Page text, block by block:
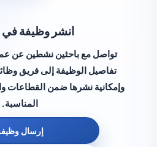
انشر وظيفة في
تواصل مع باحثين نشطين عن عمل في
تفاصيل الوظيفة إلى فريق وظائف
وإمكانية نشرها ضمن القطاعات والمواقع
المناسبة.
إرسال وظيفة